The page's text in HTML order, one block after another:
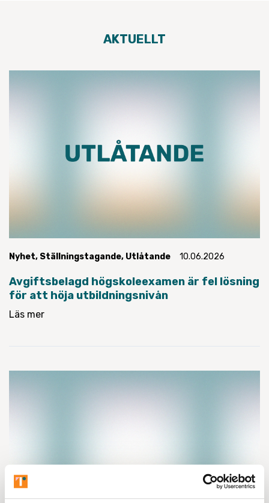
AKTUELLT
Nyhet, Ställningstagande, Utlåtande 10.06.2026
Avgiftsbelagd högskoleexamen är fel lösning
för att höja utbildningsnivån
Läs mer